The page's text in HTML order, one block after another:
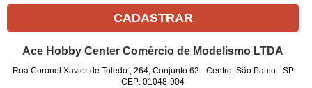
CADASTRAR
Ace Hobby Center Comércio de Modelismo LTDA
Rua Coronel Xavier de Toledo , 264, Conjunto 62 - Centro, São Paulo- SP
CEP: 01048-904